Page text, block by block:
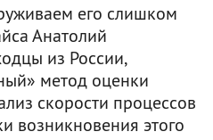
его слишком
Анатолий
из России,
метод оценки
скорости процессов
возникновения этого